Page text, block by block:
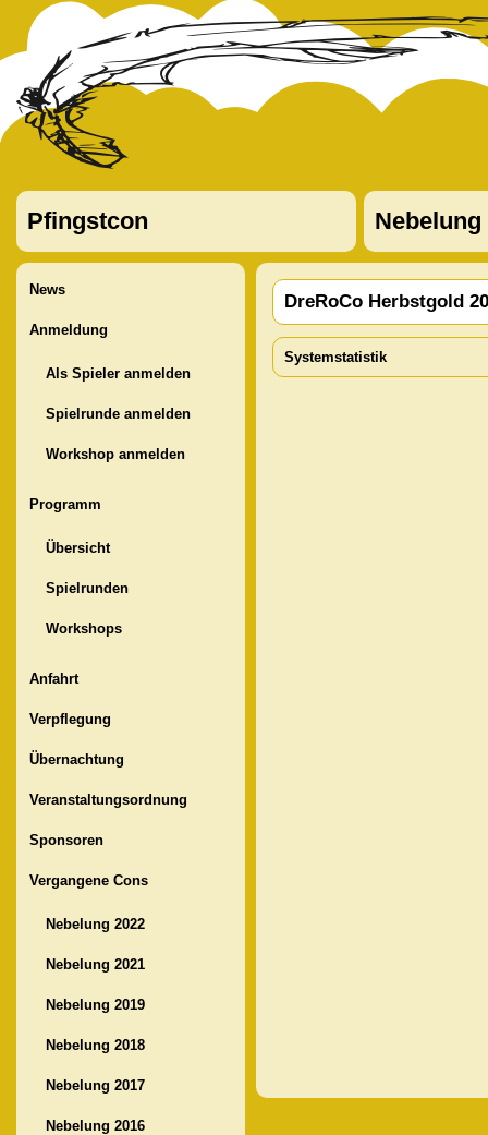
Pfingstcon Nebelung
News
Anmeldung
Als Spieler anmelden
Spielrunde anmelden
Workshop anmelden
Programm
Übersicht
Spielrunden
Workshops
Anfahrt
Verpflegung
Übernachtung
Veranstaltungsordnung
Sponsoren
Vergangene Cons
Nebelung 2022
Nebelung 2021
Nebelung 2019
Nebelung 2018
Nebelung 2017
Nebelung 2016
DreRoCo Herbstgold
Systemstatistik